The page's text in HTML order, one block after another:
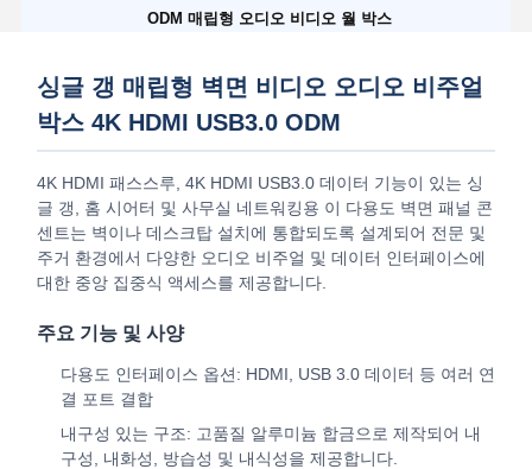
ODM 매립형 오디오 비디오 월 박스
싱글 갱 매립형 벽면 비디오 오디오 비주얼
박스 4K HDMI USB3.0 ODM
4K HDMI 패스스루, 4K HDMI USB3.0 데이터 기능이 있는 싱
글 갱, 홈 시어터 및 사무실 네트워킹용 이 다용도 벽면 패널 콘
센트는 벽이나 데스크탑 설치에 통합되도록 설계되어 전문 및
주거 환경에서 다양한 오디오 비주얼 및 데이터 인터페이스에
대한 중앙 집중식 액세스를 제공합니다.
주요 기능 및 사양
다용도 인터페이스 옵션: HDMI, USB 3.0 데이터 등 여러 연
결 포트 결합
내구성 있는 구조: 고품질 알루미늄 합금으로 제작되어 내
구성, 내화성, 방습성 및 내식성을 제공합니다.